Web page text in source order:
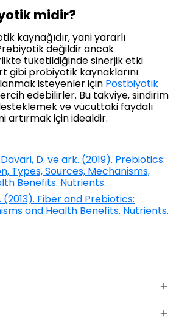
midir?
kaynağıdır, yani yararlı
değildir ancak
tüketildiğinde sinerjik etki
gibi probiyotik kaynaklarını
isteyenler için Postbiyotik
edebilirler. Bu takviye, sindirim
ve vücuttaki faydalı
artırmak için idealdir.
D. ve ark. (2019). Prebiotics:
Types, Sources, Mechanisms,
Benefits. Nutrients.
(2013). Fiber and Prebiotics:
and Health Benefits. Nutrients.